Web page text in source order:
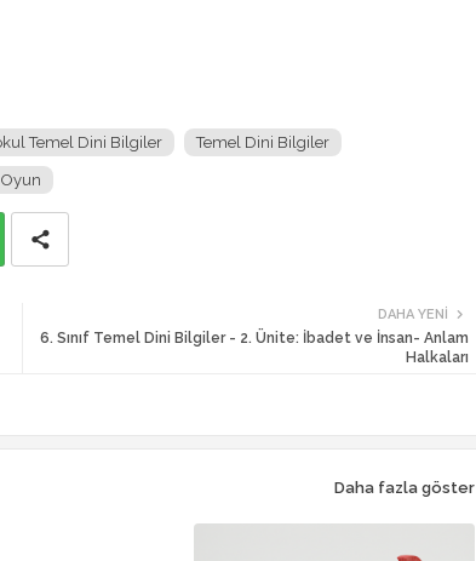
Temel Dini Bilgiler Temel Dini Bilgiler
DAHA YENI
6. Sınıf Temel Dini Bilgiler - 2. Ünite: İbadet ve İnsan- Anlam
Halkaları
Daha fazla göster